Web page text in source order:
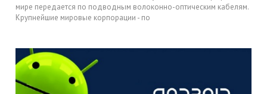
мире передается по подводным волоконно-оптическим кабелям.
Крупнейшие мировые корпорации - по